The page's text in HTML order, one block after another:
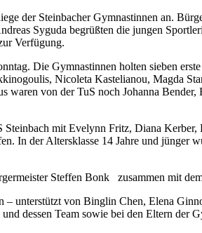
der Steinbacher Gymnastinnen an.
Syguda begrüßten die jungen
Verfügung.
Die Gymnastinnen holten sieben
Nicoleta Kastelianou, Magda
waren von der TuS noch Johanna
Steinbach mit Evelynn Fritz, Diana
In der Altersklasse 14 Jahre und
Steffen Bonk zusammen mit
– unterstützt von Binglin Chen, Elena
dessen Team sowie bei den Eltern